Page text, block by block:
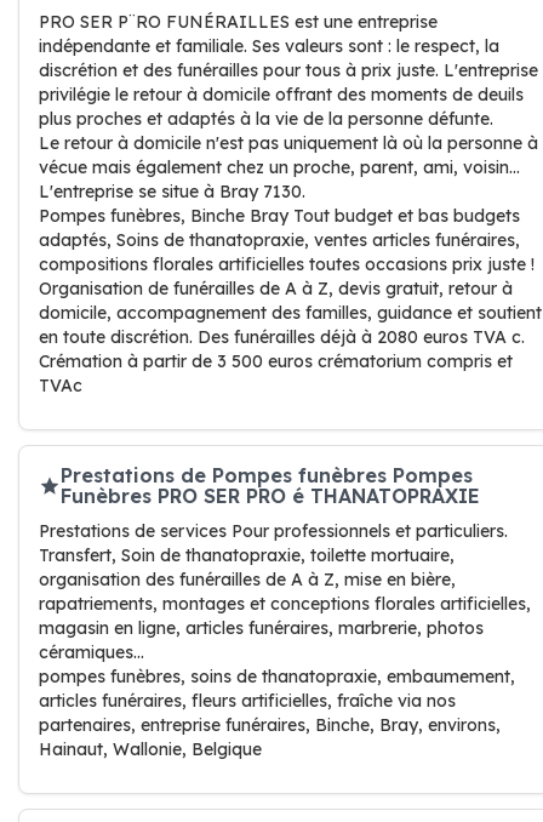
PRO SER P¨RO FUNÉRAILLES est une entreprise
indépendante et familiale. Ses valeurs sont : le respect, la
discrétion et des funérailles pour tous à prix juste. L'entreprise
privilégie le retour à domicile offrant des moments de deuils
plus proches et adaptés à la vie de la personne défunte.
Le retour à domicile n'est pas uniquement là où la personne à
vécue mais également chez un proche, parent, ami, voisin...
L'entreprise se situe à Bray 7130.
Pompes funèbres, Binche Bray Tout budget et bas budgets
adaptés, Soins de thanatopraxie, ventes articles funéraires,
compositions florales artificielles toutes occasions prix juste !
Organisation de funérailles de A à Z, devis gratuit, retour à
domicile, accompagnement des familles, guidance et soutient
en toute discrétion. Des funérailles déjà à 2080 euros TVA c.
Crémation à partir de 3 500 euros crématorium compris et
TVAc
Prestations de Pompes funèbres Pompes
Funèbres PRO SER PRO é THANATOPRAXIE
Prestations de services Pour professionnels et particuliers.
Transfert, Soin de thanatopraxie, toilette mortuaire,
organisation des funérailles de A à Z, mise en bière,
rapatriements, montages et conceptions florales artificielles,
magasin en ligne, articles funéraires, marbrerie, photos
céramiques...
pompes funèbres, soins de thanatopraxie, embaumement,
articles funéraires, fleurs artificielles, fraîche via nos
partenaires, entreprise funéraires, Binche, Bray, environs,
Hainaut, Wallonie, Belgique